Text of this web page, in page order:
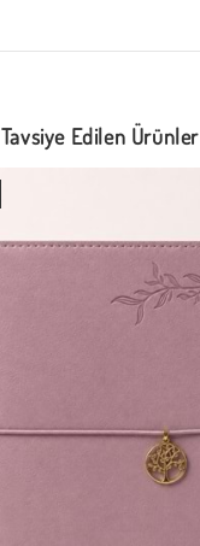
Tavsiye Edilen Ürünler